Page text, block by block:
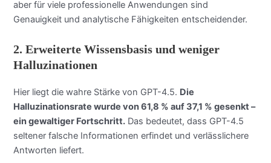
aber für viele professionelle Anwendungen sind
Genauigkeit und analytische Fähigkeiten entscheidender.
2.Erweiterte Wissensbasis und weniger
Halluzinationen
Hier liegt die wahre Stärke von GPT-4.5. Die
Halluzinationsrate wurde von 61,8 % auf 37,1 % gesenkt –
ein gewaltiger Fortschritt. Das bedeutet, dass GPT-4.5
seltener falsche Informationen erfindet und verlässlichere
Antworten liefert.